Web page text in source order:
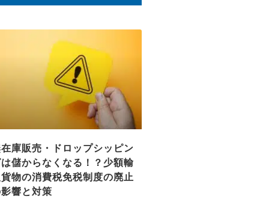
庫販売・ドロップシッピン
儲からなくなる！？少額輸
物の消費税免税制度の廃止
響と対策